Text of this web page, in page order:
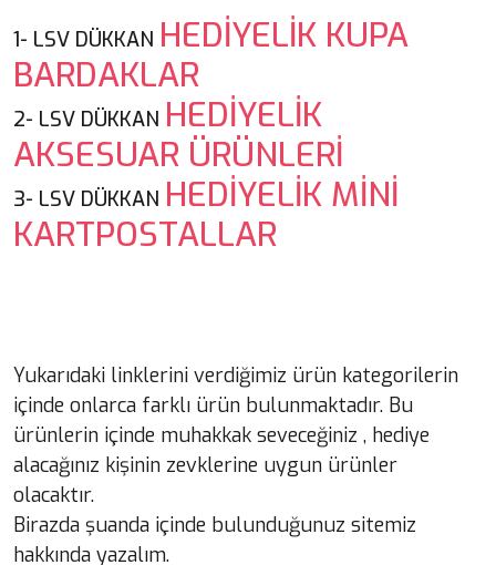
1- LSV DÜKKAN HEDİYELİK KUPA
BARDAKLAR
2- LSV DÜKKAN HEDİYELİK
AKSESUAR ÜRÜNLERİ
3- LSV DÜKKAN HEDİYELİK MİNİ
KARTPOSTALLAR
Yukarıdaki linklerini verdiğimiz ürün kategorilerin
içinde onlarca farklı ürün bulunmaktadır. Bu
ürünlerin içinde muhakkak seveceğiniz , hediye
alacağınız kişinin zevklerine uygun ürünler
olacaktır.
Birazda şuanda içinde bulunduğunuz sitemiz
hakkında yazalım.